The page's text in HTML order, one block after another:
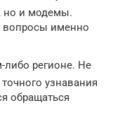
но и модемы.
вопросы именно
регионе. Не
узнавания
обращаться